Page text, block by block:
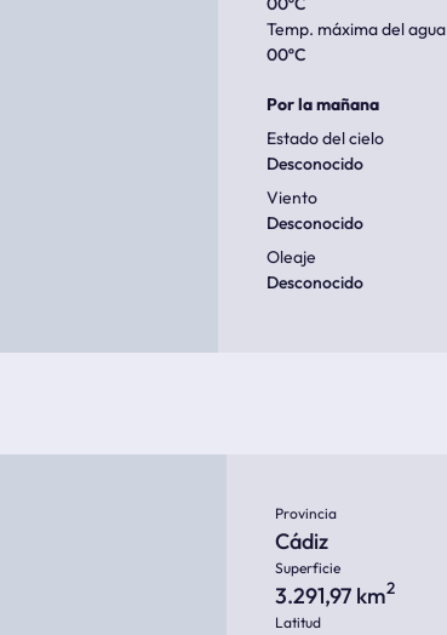
Temp. máxima del agua
00ºC
Por la mañana
Estado del cielo
Desconocido
Viento
Desconocido
Oleaje
Desconocido
Provincia
Cádiz
Superficie
3.291,97 km2
Latitud